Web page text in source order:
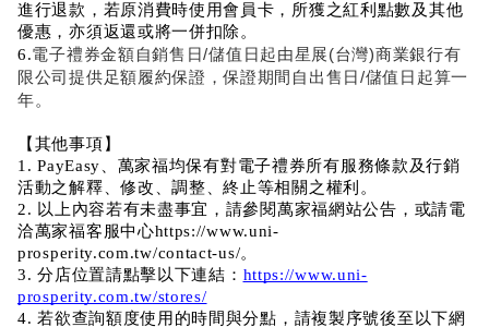
進行退款，若原消費時使用會員卡，所獲之紅利點數及其他
優惠，亦須返還或將一併扣除。
6.電子禮券金額自銷售日/儲值日起由星展(台灣)商業銀行有
限公司提供足額履約保證，保證期間自出售日/儲值日起算一
年。
【其他事項】
1. PayEasy、萬家福均保有對電子禮券所有服務條款及行銷
活動之解釋、修改、調整、終止等相關之權利。
2. 以上內容若有未盡事宜，請參閱萬家福網站公告，或請電
洽萬家福客服中心https://www.uni-
prosperity.com.tw/contact-us/。
3. 分店位置請點擊以下連結： https://www.uni-
prosperity.com.tw/stores/
4. 若欲查詢額度使用的時間與分點，請複製序號後至以下網